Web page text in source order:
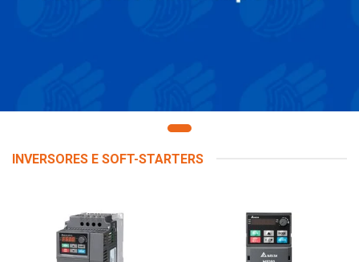
INVERSORES E SOFT-STARTERS